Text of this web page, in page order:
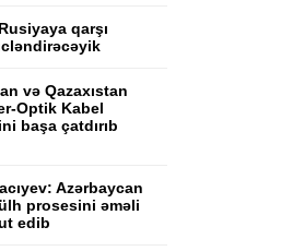
qarşı
və Qazaxıstan
Optik Kabel
başa çatdırıb
Azərbaycan
prosesini əməli
edib